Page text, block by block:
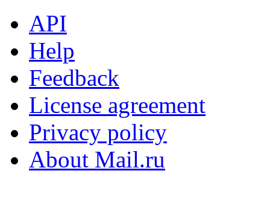
API
Help
Feedback
License agreement
Privacy policy
About Mail.ru